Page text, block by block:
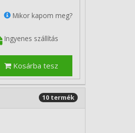
Mikor kapom meg?
Ingyenes szállítás
Kosárba tesz
10 termék